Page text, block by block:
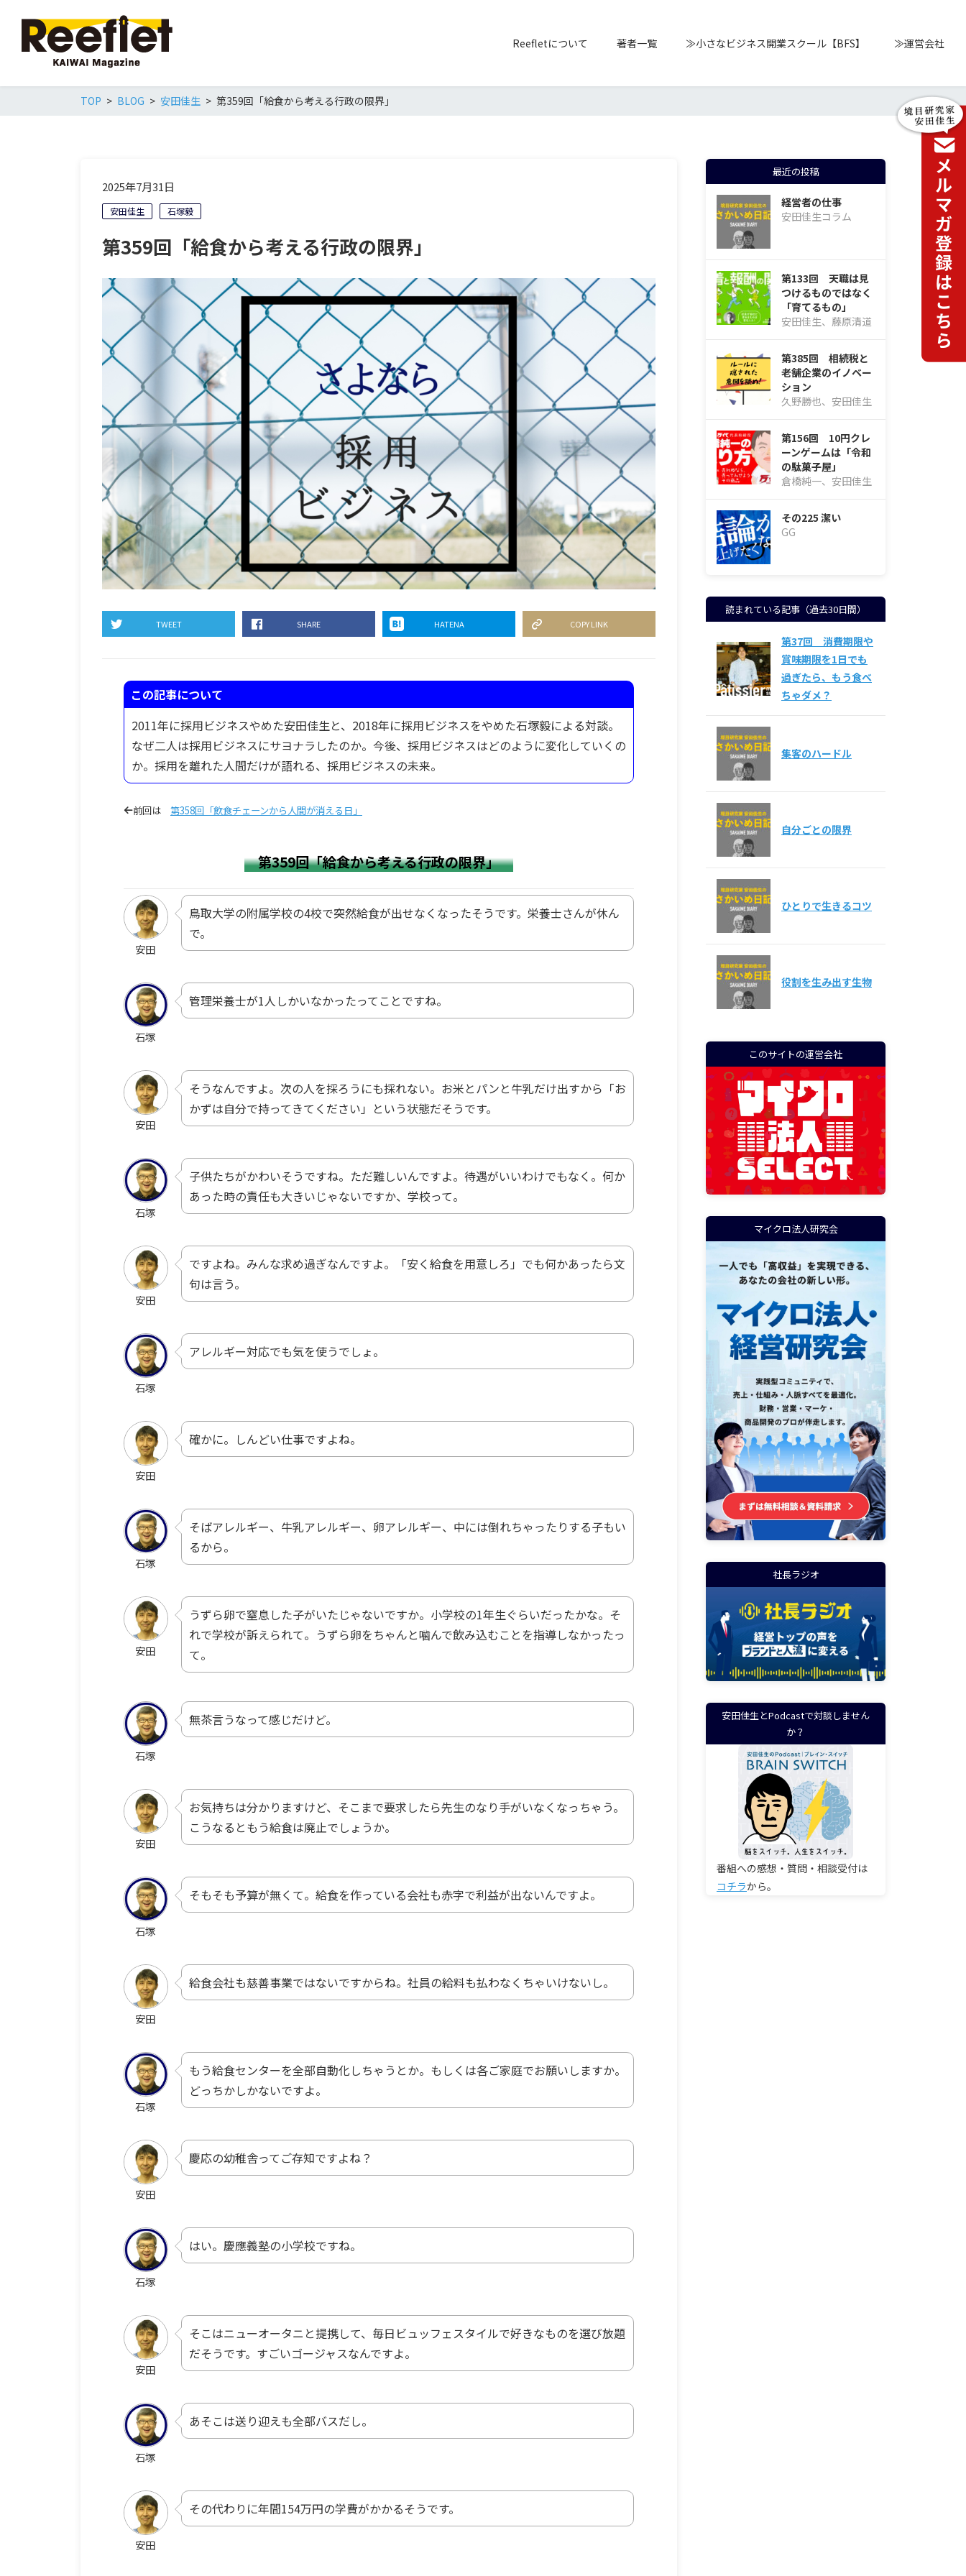
Reefletについて 著者一覧 ≫小さなビジネス開業スクール【BFS】 ≫運営会社
TOP BLOG 安田佳生 第359回「給食から考える行政の限界」
2025年7月31日
安田佳生 石塚毅
第359回「給食から考える行政の限界」
TWEET SHARE HATENA COPY LINK
この記事について
2011年に採用ビジネスやめた安田佳生と、2018年に採用ビジネスをやめた石塚毅による対談。
なぜ二人は採用ビジネスにサヨナラしたのか。今後、採用ビジネスはどのように変化していくの
か。採用を離れた人間だけが語れる、採用ビジネスの未来。
前回は 第358回「飲食チェーンから人間が消える日」
第359回「給食から考える行政の限界」
安田
鳥取大学の附属学校の4校で突然給食が出せなくなったそうです。栄養士さんが休ん
で。
石塚
管理栄養士が1人しかいなかったってことですね。
安田
そうなんですよ。次の人を採ろうにも採れない。お米とパンと牛乳だけ出すから「お
かずは自分で持ってきてください」という状態だそうです。
石塚
子供たちがかわいそうですね。ただ難しいんですよ。待遇がいいわけでもなく。何か
あった時の責任も大きいじゃないですか、学校って。
安田
ですよね。みんな求め過ぎなんですよ。「安く給食を用意しろ」でも何かあったら文
句は言う。
石塚
アレルギー対応でも気を使うでしょ。
安田
確かに。しんどい仕事ですよね。
石塚
そばアレルギー、牛乳アレルギー、卵アレルギー、中には倒れちゃったりする子もい
るから。
安田
うずら卵で窒息した子がいたじゃないですか。小学校の1年生ぐらいだったかな。そ
れで学校が訴えられて。うずら卵をちゃんと噛んで飲み込むことを指導しなかったっ
て。
石塚
無茶言うなって感じだけど。
安田
お気持ちは分かりますけど、そこまで要求したら先生のなり手がいなくなっちゃう。
こうなるともう給食は廃止でしょうか。
石塚
そもそも予算が無くて。給食を作っている会社も赤字で利益が出ないんですよ。
安田
給食会社も慈善事業ではないですからね。社員の給料も払わなくちゃいけないし。
石塚
もう給食センターを全部自動化しちゃうとか。もしくは各ご家庭でお願いしますか。
どっちかしかないですよ。
安田
慶応の幼稚舎ってご存知ですよね？
石塚
はい。慶應義塾の小学校ですね。
安田
そこはニューオータニと提携して、毎日ビュッフェスタイルで好きなものを選び放題
だそうです。すごいゴージャスなんですよ。
石塚
あそこは送り迎えも全部バスだし。
安田
その代わりに年間154万円の学費がかかるそうです。
最近の投稿
経営者の仕事
安田佳生コラム
第133回 天職は見
つけるものではなく
「育てるもの」
安田佳生、藤原清道
第385回 相続税と
老舗企業のイノベー
ション
久野勝也、安田佳生
第156回 10円クレ
ーンゲームは「令和
の駄菓子屋」
倉橋純一、安田佳生
その225 潔い
GG
読まれている記事（過去30日間）
第37回 消費期限や
賞味期限を1日でも
過ぎたら、もう食べ
ちゃダメ？
集客のハードル
自分ごとの限界
ひとりで生きるコツ
役割を生み出す生物
このサイトの運営会社
マイクロ法人研究会
社長ラジオ
安田佳生とPodcastで対談しません
か？
番組への感想・質問・相談受付は
コチラから。